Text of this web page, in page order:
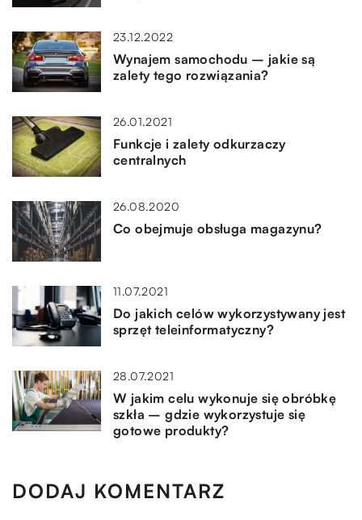
23.12.2022
Wynajem samochodu – jakie są
zalety tego rozwiązania?
26.01.2021
Funkcje i zalety odkurzaczy
centralnych
26.08.2020
Co obejmuje obsługa magazynu?
11.07.2021
Do jakich celów wykorzystywany jest
sprzęt teleinformatyczny?
28.07.2021
W jakim celu wykonuje się obróbkę
szkła – gdzie wykorzystuje się
gotowe produkty?
DODAJ KOMENTARZ